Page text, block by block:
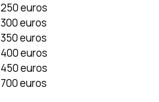
250 euros
300 euros
350 euros
400 euros
450 euros
700 euros